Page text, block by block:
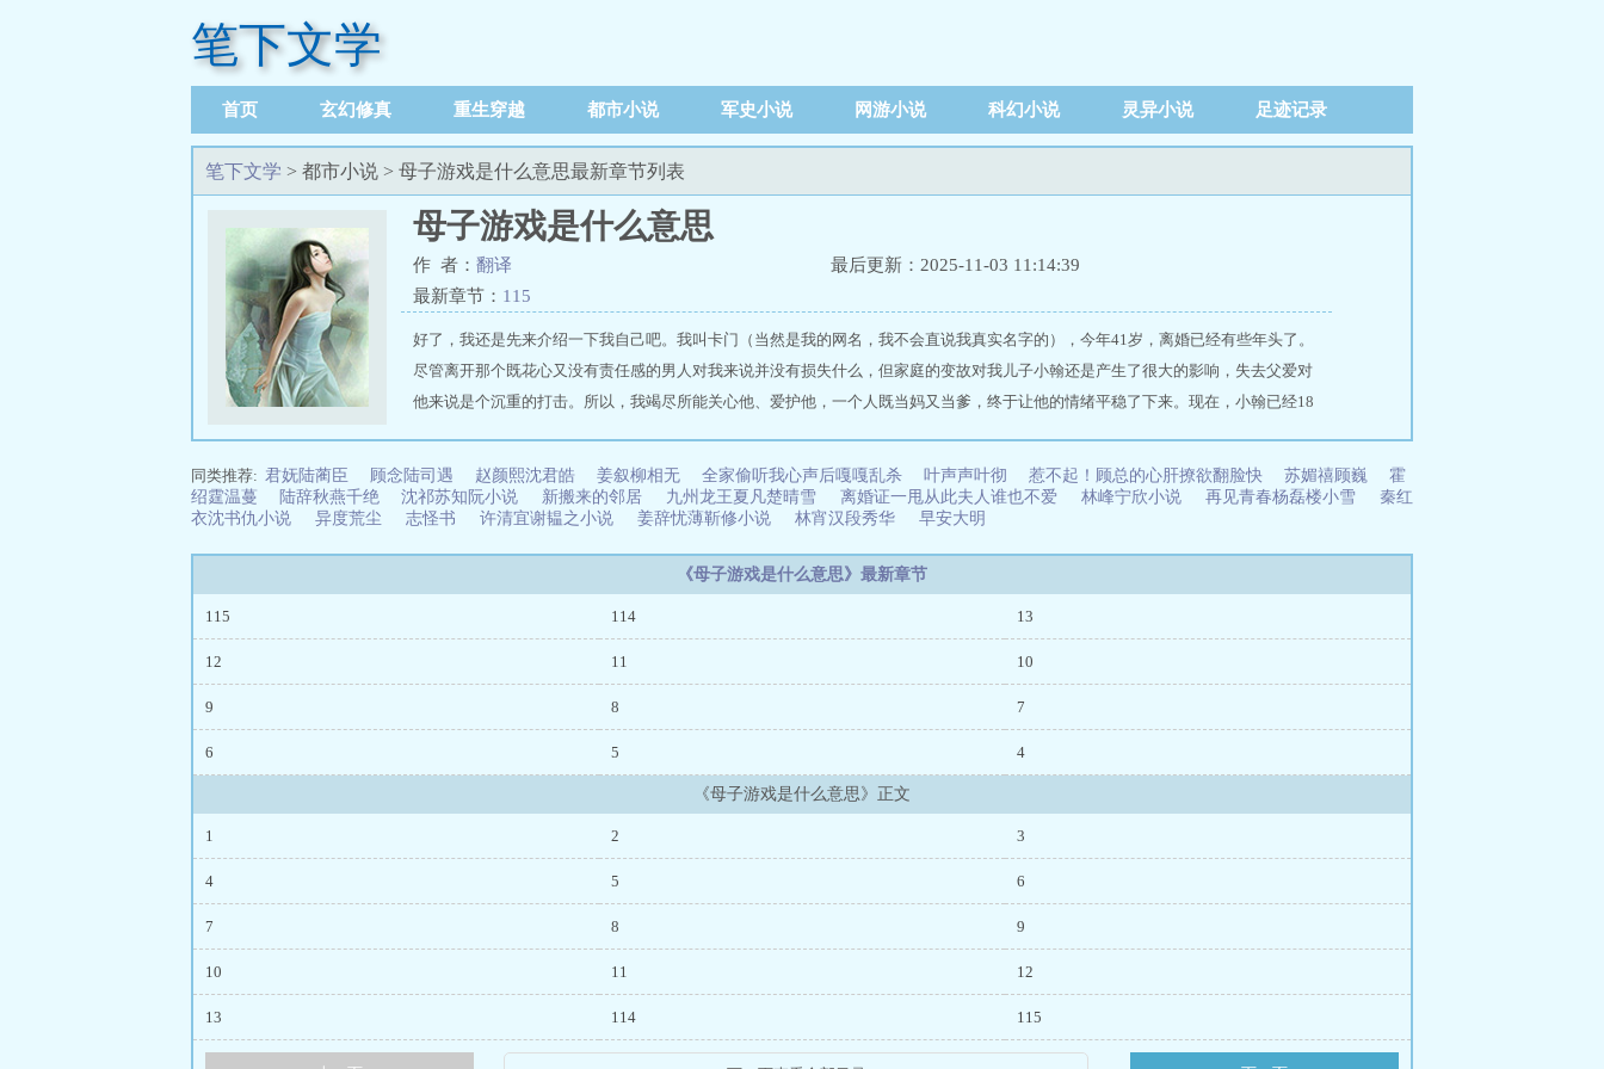
笔下文学
首页 玄幻修真 重生穿越 都市小说 军史小说 网游小说 科幻小说 灵异小说 足迹记录
笔下文学 > 都市小说 > 母子游戏是什么意思最新章节列表
母子游戏是什么意思
作 者： 翻译
最后更新：2025-11-03 11:14:39
最新章节： 115
好了，我还是先来介绍一下我自己吧。我叫卡门（当然是我的网名，我不会直说我真实名字的），今年41岁，离婚已经有些年头了。
尽管离开那个既花心又没有责任感的男人对我来说并没有损失什么，但家庭的变故对我儿子小翰还是产生了很大的影响，失去父爱对
他来说是个沉重的打击。所以，我竭尽所能关心他、爱护他，一个人既当妈又当爹，终于让他的情绪平稳了下来。现在，小翰已经18
一个叫唐娜（也是网名）的女人和我关系最好。和我一样，她也是离异后独自带着一个儿子生活，她儿子和我儿子年龄一样大。我们
在第一次Liao天的时候，都被我们之间不断出现的ldquo;我也是的回答逗得哈哈大笑。只要有时间，我们就在Liao天室里畅谈生活中
的各种事情，其间我们有时候还不得不转换Liao天室以躲避那些黄毛小伙子和恶心的老男人们不断提出的网络做爱要求。我们发现彼
此对电影、音乐等有着相同的爱好和欣赏品位，我们也有着许多相似的成长经历和生活态度，尽管我们生活在不同的城市。 母子大胆
推荐地址：https://www.bxmxs.com/info/2611923/
同类推荐: 君妩陆蔺臣 顾念陆司遇 赵颜熙沈君皓 姜叙柳相无 全家偷听我心声后嘎嘎乱杀 叶声声叶彻 惹不起！顾总的心肝撩欲翻脸快 苏媚禧顾巍
霍
绍霆温蔓
陆辞秋燕千绝 沈祁苏知阮小说 新搬来的邻居 九州龙王夏凡楚晴雪 离婚证一甩从此夫人谁也不爱 林峰宁欣小说 再见青春杨磊楼小雪
秦红
衣沈书仇小说
异度荒尘 志怪书 许清宜谢韫之小说 姜辞忧薄靳修小说 林宵汉段秀华 早安大明
《母子游戏是什么意思》最新章节
115 114 13
12 11 10
9 8 7
6 5 4
《母子游戏是什么意思》正文
1 2 3
4 5 6
7 8 9
10 11 12
13 114 115